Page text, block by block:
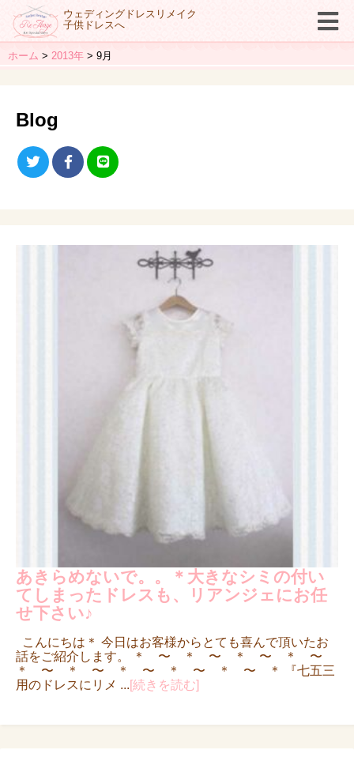
ウェディングドレスリメイク
子供ドレスへ
ホーム 2013年 9月
Blog
あきらめないで。。＊大きなシミの付い
てしまったドレスも、リアンジェにお任
せ下さい♪
こんにちは＊ 今日はお客様からとても喜んで頂いたお
話をご紹介します。 ＊ 〜 ＊ 〜 ＊ 〜 ＊ 〜
＊ 〜 ＊ 〜 ＊ 〜 ＊ 〜 ＊ 〜 ＊ 『七五三
用のドレスにリメ ...[続きを読む]